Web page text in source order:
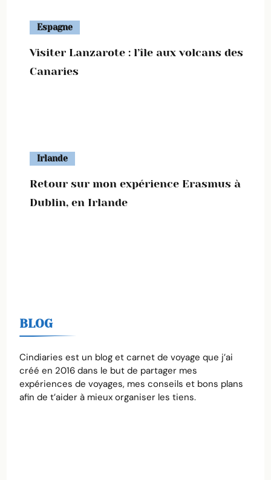
Espagne
Visiter Lanzarote : l’île aux volcans des
Canaries
Irlande
Retour sur mon expérience Erasmus à
Dublin, en Irlande
BLOG
Cindiaries est un blog et carnet de voyage que j’ai
créé en 2016 dans le but de partager mes
expériences de voyages, mes conseils et bons plans
afin de t’aider à mieux organiser les tiens.